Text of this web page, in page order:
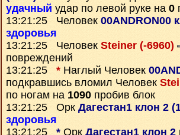
удачный удар по левой руке на 0
13:21:25 Человек 00ANDRON00
здоровья
13:21:25 Человек Steiner (-6960)
повреждений
13:21:25 * Наглый Человек
подкравшись вломил Человек
по ногам на 1090 пробив блок
13:21:25 Орк Дагестан1 клон 2
здоровья
13:21:25 * Орк Дагестан1 клон 2